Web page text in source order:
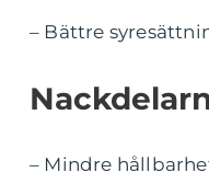
– Bättre
– Mindre